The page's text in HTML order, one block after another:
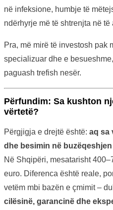
në infeksione, humbje të
ndërhyrje më të shtrenjta në të
Pra, më mirë të investosh pak
specializuar dhe e
paguash trefish nesër.
Përfundim: Sa kushton
vërtetë?
Përgjigja e drejtë është: aq sa
dhe besimin në
Në Shqipëri, mesatarisht
euro. Diferenca është reale,
vetëm mbi bazën e çmimit –
cilësinë, garancinë dhe